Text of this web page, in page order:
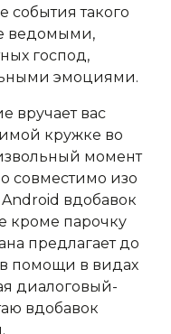
события такого
ведомыми,
господ,
эмоциями.
вручает вас
кружке во
момент
совместимо изо
вдобавок
кроме парочку
предлагает до
помощи в видах
диалоговый-
вдобавок